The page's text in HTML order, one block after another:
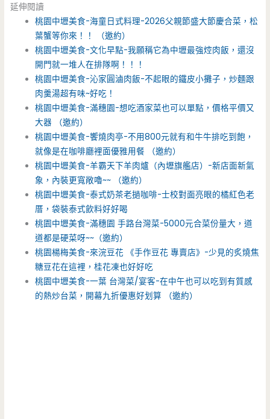
延伸閱讀
桃園中壢美食-海童日式料理-2026父親節盛大節慶合菜，松
葉蟹等你來！！ （邀約）
桃園中壢美食-文化早點-我願稱它為中壢最強焢肉飯，還沒
開門就一堆人在排隊啊！！！
桃園中壢美食-沁家圓滷肉飯-不起眼的鐵皮小攤子，炒麵跟
肉羹湯超有味~好吃！
桃園中壢美食-滿穗園-想吃酒家菜也可以單點，價格平價又
大器 （邀約）
桃園中壢美食-饗燒肉亭-不用800元就有和牛牛排吃到飽，
就像是在咖啡廳裡面優雅用餐 （邀約）
桃園中壢美食-羊霸天下羊肉爐（內壢旗艦店）-新店面新氣
象，內裝更寬敞嚕~~ （邀約）
桃園中壢美食-泰式奶茶老撾咖啡-士校對面亮眼的橘紅色老
厝，袋裝泰式飲料好好喝
桃園中壢美食-滿穗園 手路台灣菜-5000元合菜份量大，道
道都是硬菜呀~~（邀約）
桃園楊梅美食-來浣豆花 《手作豆花 專賣店》-少見的炙燒焦
糖豆花在這裡，桂花凍也好好吃
桃園中壢美食-一葉 台灣菜/宴客-在中午也可以吃到有質感
的熱炒台菜，開幕九折優惠好划算 （邀約）